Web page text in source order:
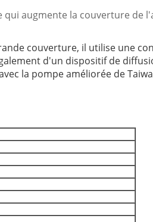
augmente la couverture de
couverture, il utilise une
d'un dispositif de
la pompe améliorée de